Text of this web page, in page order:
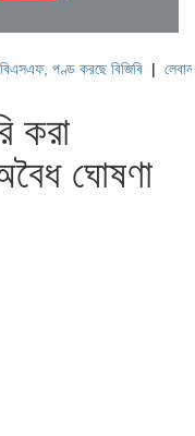
বিজিবি|লেবাননের
করা
ঘোষণা